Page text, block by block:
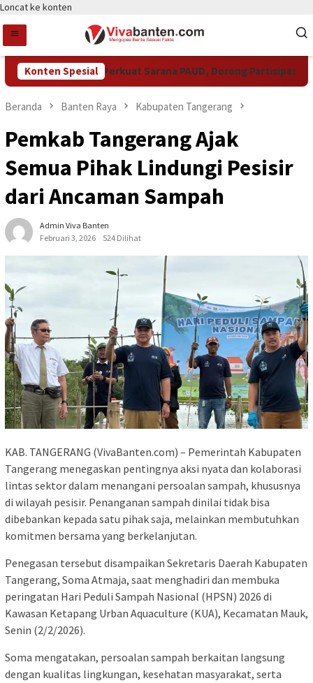
Loncat ke konten
Konten Spesial
Pemkot Tangsel Perkuat Sarana PAUD, Dorong Partisipasi
Beranda Banten Raya Kabupaten Tangerang
Pemkab Tangerang Ajak
Semua Pihak Lindungi Pesisir
dari Ancaman Sampah
Admin Viva Banten
Februari 3, 2026
524 Dilihat
KAB. TANGERANG (VivaBanten.com) – Pemerintah Kabupaten
Tangerang menegaskan pentingnya aksi nyata dan kolaborasi
lintas sektor dalam menangani persoalan sampah, khususnya
di wilayah pesisir. Penanganan sampah dinilai tidak bisa
dibebankan kepada satu pihak saja, melainkan membutuhkan
komitmen bersama yang berkelanjutan.
Penegasan tersebut disampaikan Sekretaris Daerah Kabupaten
Tangerang, Soma Atmaja, saat menghadiri dan membuka
peringatan Hari Peduli Sampah Nasional (HPSN) 2026 di
Kawasan Ketapang Urban Aquaculture (KUA), Kecamatan Mauk,
Senin (2/2/2026).
Soma mengatakan, persoalan sampah berkaitan langsung
dengan kualitas lingkungan, kesehatan masyarakat, serta